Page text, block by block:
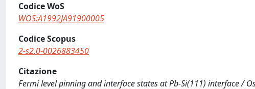
Codice WoS
WOS:A1992JA91900005
Codice Scopus
2-s2.0-0026883450
Citazione
Fermi level pinning and interface states at Pb-Si(111) interface /